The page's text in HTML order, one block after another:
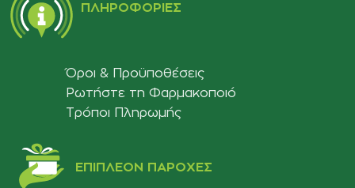
ΠΛΗΡΟΦΟΡΊΕΣ
Όροι & Προϋποθέσεις
Ρωτήστε τη Φαρμακοποιό
Τρόποι Πληρωμής
ΕΠΙΠΛΈΟΝ ΠΑΡΟΧΈΣ